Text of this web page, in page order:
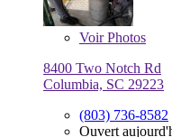
VoirPhotos
8400 Two Notch Rd
Columbia, SC 29223
(803) 736-8582
Ouvert